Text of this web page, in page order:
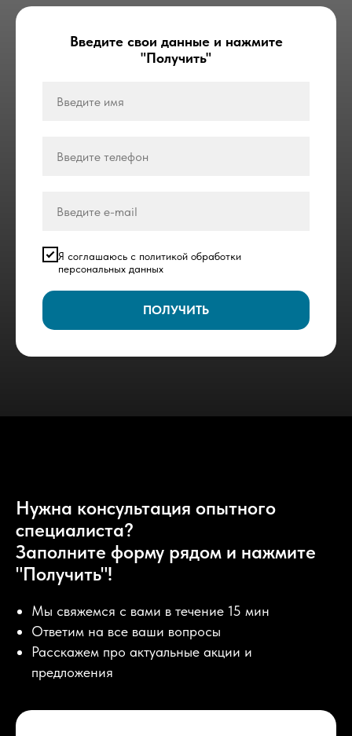
Введите свои данные и нажмите
"Получить"
Я соглашаюсь с политикой обработки
персональных данных
ПОЛУЧИТЬ
Нужна консультация опытного
специалиста?
Заполните форму рядом и нажмите
"Получить"!
Мы свяжемся с вами в течение 15 мин
Ответим на все ваши вопросы
Расскажем про актуальные акции и
предложения